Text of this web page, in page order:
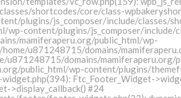
shortcodes/core/class-
plugins/js_composer/include/classes/
wp-content/plugins/js_composer/include/
mamiferaperu.org/public_html/wp-
u871248715/domains/
u871248715/domains/mamiferaperu.org/
public_html/wp-content/plugins/
Ftc_Footer_Widget-
>display_callback() #24